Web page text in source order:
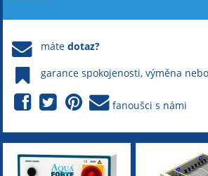
mátedotaz?
garance spokojenosti, výměna
fanoušci s námi